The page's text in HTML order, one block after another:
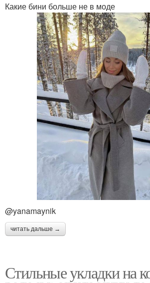
Какие бини больше не в моде
@yanamaynik
читать дальше →
Стильные укладки на